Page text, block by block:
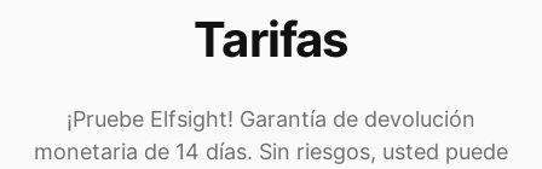
Tarifas
¡Pruebe Elfsight! Garantía de devolución
monetaria de 14 días. Sin riesgos, usted puede